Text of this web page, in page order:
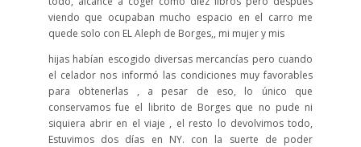
viendo que ocupaban mucho espacio en el carro me
quede solo con EL Aleph de Borges,, mi mujer y mis
hijas habían escogido diversas mercancías pero cuando
el celador nos informó las condiciones muy favorables
para obtenerlas , a pesar de eso, lo único que
conservamos fue el librito de Borges que no pude ni
siquiera abrir en el viaje , el resto lo devolvimos todo,
Estuvimos dos días en NY. con la suerte de poder